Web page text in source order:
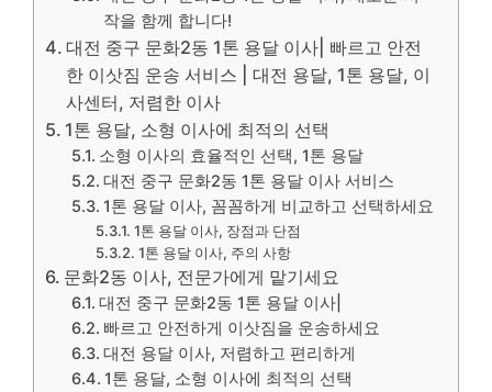
작을 함께 합니다!
대전 중구 문화2동 1톤 용달 이사| 빠르고 안전
한 이삿짐 운송 서비스 | 대전 용달, 1톤 용달, 이
사센터, 저렴한 이사
1톤 용달, 소형 이사에 최적의 선택
소형 이사의 효율적인 선택, 1톤 용달
대전 중구 문화2동 1톤 용달 이사 서비스
1톤 용달 이사, 꼼꼼하게 비교하고 선택하세요
1톤 용달 이사, 장점과 단점
1톤 용달 이사, 주의 사항
문화2동 이사, 전문가에게 맡기세요
대전 중구 문화2동 1톤 용달 이사|
빠르고 안전하게 이삿짐을 운송하세요
대전 용달 이사, 저렴하고 편리하게
1톤 용달, 소형 이사에 최적의 선택